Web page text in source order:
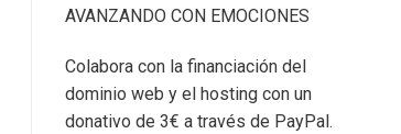
AVANZANDO CON EMOCIONES
Colabora con la financiación del
dominio web y el hosting con un
donativo de 3€ a través de PayPal.